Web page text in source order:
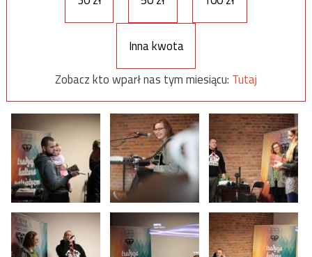
Inna kwota
Zobacz kto wparł nas tym miesiącu: Tutaj